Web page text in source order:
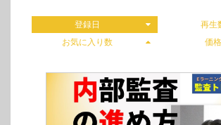
登録日
再生
お気に入り数
価格